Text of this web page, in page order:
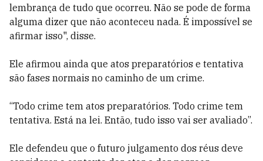
lembrança de tudo que ocorreu. Não se pode de forma
alguma dizer que não aconteceu nada. É impossível se
afirmar isso", disse.
Ele afirmou ainda que atos preparatórios e tentativa
são fases normais no caminho de um crime.
“Todo crime tem atos preparatórios. Todo crime tem
tentativa. Está na lei. Então, tudo isso vai ser avaliado”.
Ele defendeu que o futuro julgamento dos réus deve